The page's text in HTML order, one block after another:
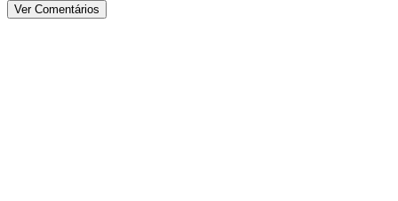
Ver Comentários